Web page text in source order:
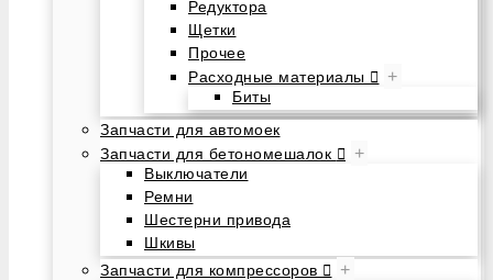
Редуктора
Щетки
Прочее
Расходные материалы
+
Биты
Запчасти для автомоек
Запчасти для бетономешалок
+
Выключатели
Ремни
Шестерни привода
Шкивы
Запчасти для компрессоров
+